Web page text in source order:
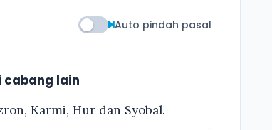
Auto pindah pasal
cabang lain
Karmi, Hur dan Syobal.